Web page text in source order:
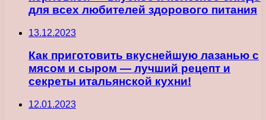
для всех любителей здорового питания
13.12.2023
Как приготовить вкуснейшую лазанью с
мясом и сыром — лучший рецепт и
секреты итальянской кухни!
12.01.2023